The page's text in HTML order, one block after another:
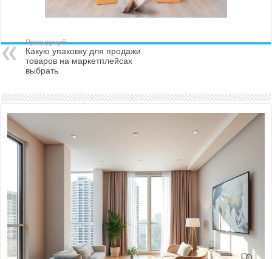
Предыдущий
Какую упаковку для продажи
товаров на маркетплейсах
выбрать